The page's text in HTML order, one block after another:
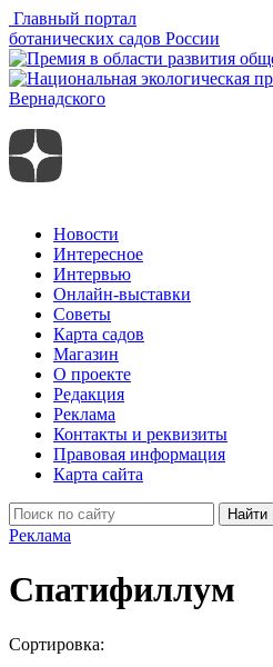
Главный портал
ботанических садов России
Новости
Интересное
Интервью
Онлайн-выставки
Советы
Карта садов
Магазин
О проекте
Редакция
Реклама
Контакты и реквизиты
Правовая информация
Карта сайта
Найти
Реклама
Спатифиллум
Сортировка: